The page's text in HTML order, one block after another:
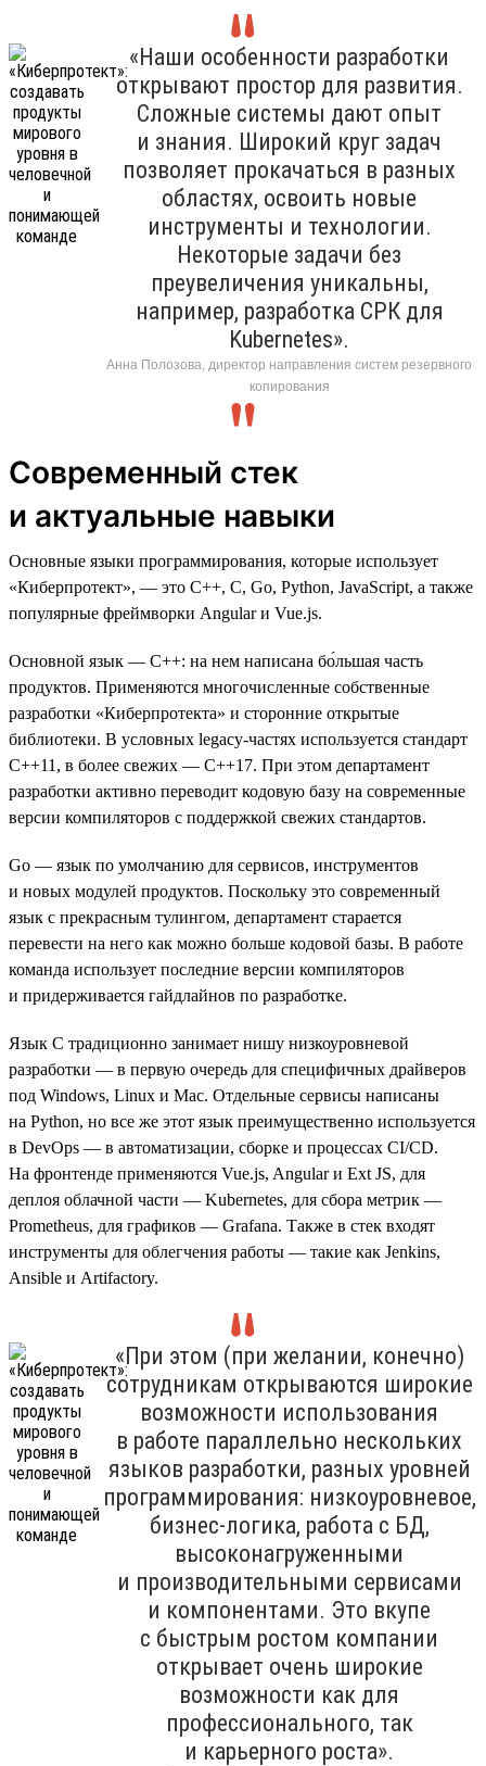
«Наши особенности разработки
открывают простор для развития.
Сложные системы дают опыт
и знания. Широкий круг задач
позволяет прокачаться в разных
областях, освоить новые
инструменты и технологии.
Некоторые задачи без
преувеличения уникальны,
например, разработка СРК для
Kubernetes».
Анна Полозова, директор направления систем резервного
копирования
Современный стек
и актуальные навыки
Основные языки программирования, которые использует
«Киберпротект», — это C++, C, Go, Python, JavaScript, а также
популярные фреймворки Angular и Vue.js.
Основной язык — C++: на нем написана бо́льшая часть
продуктов. Применяются многочисленные собственные
разработки «Киберпротекта» и сторонние открытые
библиотеки. В условных legacy-частях используется стандарт
C++11, в более свежих — С++17. При этом департамент
разработки активно переводит кодовую базу на современные
версии компиляторов с поддержкой свежих стандартов.
Go — язык по умолчанию для сервисов, инструментов
и новых модулей продуктов. Поскольку это современный
язык с прекрасным тулингом, департамент старается
перевести на него как можно больше кодовой базы. В работе
команда использует последние версии компиляторов
и придерживается гайдлайнов по разработке.
Язык C традиционно занимает нишу низкоуровневой
разработки — в первую очередь для специфичных драйверов
под Windows, Linux и Mac. Отдельные сервисы написаны
на Python, но все же этот язык преимущественно используется
в DevOps — в автоматизации, сборке и процессах CI/CD.
На фронтенде применяются Vue.js, Angular и Ext JS, для
деплоя облачной части — Kubernetes, для сбора метрик —
Prometheus, для графиков — Grafana. Также в стек входят
инструменты для облегчения работы — такие как Jenkins,
Ansible и Artifactory.
«При этом (при желании, конечно)
сотрудникам открываются широкие
возможности использования
в работе параллельно нескольких
языков разработки, разных уровней
программирования: низкоуровневое,
бизнес-логика, работа с БД,
высоконагруженными
и производительными сервисами
и компонентами. Это вкупе
с быстрым ростом компании
открывает очень широкие
возможности как для
профессионального, так
и карьерного роста».